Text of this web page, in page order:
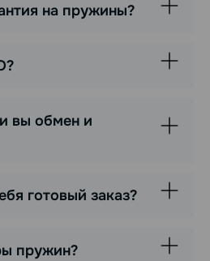
на пружины?
вы обмен и
готовый заказ?
пружин?